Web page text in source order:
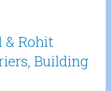
& Rohit
Building